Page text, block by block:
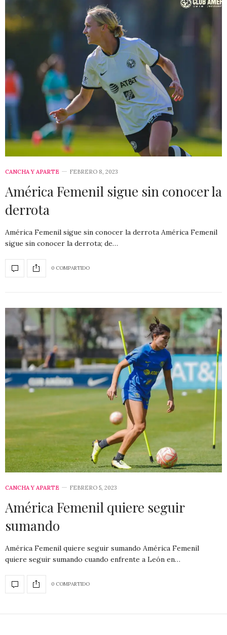
CANCHA Y APARTE FEBRERO 8, 2023
América Femenil sigue sin conocer la
derrota
América Femenil sigue sin conocer la derrota América Femenil
sigue sin conocer la derrota; de…
0 COMPARTIDO
CANCHA Y APARTE FEBRERO 5, 2023
América Femenil quiere seguir
sumando
América Femenil quiere seguir sumando América Femenil
quiere seguir sumando cuando enfrente a León en…
0 COMPARTIDO